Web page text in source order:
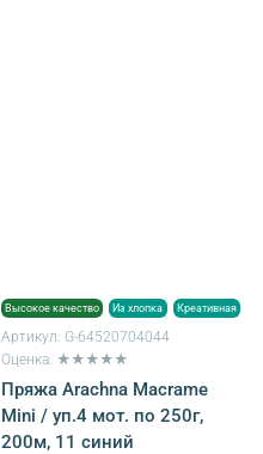
Высокое качество Из хлопка Креативная
Артикул: G-64520704044
Оценка: ★★★★★
Пряжа Arachna Macrame
Mini / уп.4 мот. по 250г,
200м, 11 синий